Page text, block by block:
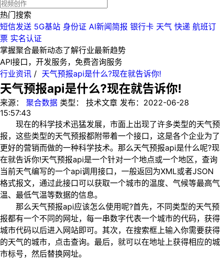
热门搜索
短信发送 5G基站 身份证 AI新闻简报 银行卡 天气 快递 航班订
票 实名认证
掌握聚合最新动态了解行业最新趋势
API接口，开发服务，免费咨询服务
行业资讯 / 天气预报api是什么?现在就告诉你!
天气预报api是什么?现在就告诉你!
来源： 聚合数据 类型： 技术文章 发布： 2022-06-28
15:57:43
现在的科学技术迅猛发展，市面上出现了许多类型的天气预
报，这些类型的天气预报都附带着一个接口，这是各个企业为了
更好的营销而做的一种科学技术。那么天气预报api是什么呢?现
在就告诉你!天气预报api是一个针对一个地点或一个地区，查询
当前天气编写的一个api调用接口，一般返回为XML或者JSON
格式报文，通过此接口可以获取一个城市的温度、气候等最高气
温、最低气温等数据的信息。
那么天气预报api应该怎么使用呢?首先，不同类型的天气预
报都有一个不同的网址，每一串数字代表一个城市的代码，获得
城市代码以后进入网站即可。其次，在搜索框上输入你需要获得
的天气的城市，点击查询。最后，就可以在地址上获得相应的城
市标号，然后替换网址。